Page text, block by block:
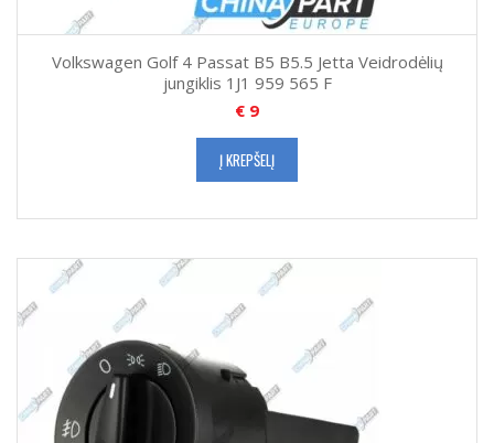
Volkswagen Golf 4 Passat B5 B5.5 Jetta Veidrodėlių
jungiklis 1J1 959 565 F
€ 9
Į KREPŠELĮ